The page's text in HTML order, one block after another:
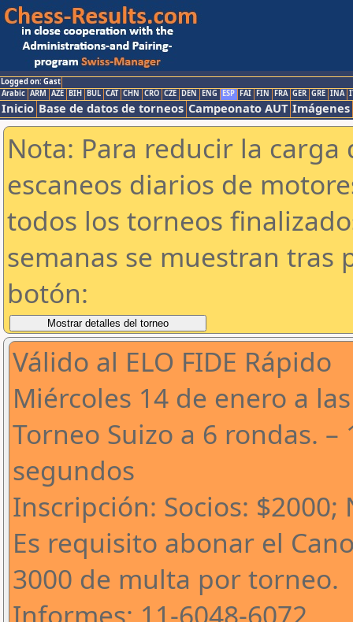
Logged on: Gast
Arabic ARM AZE BIH BUL CAT CHN CRO CZE DEN ENG ESP FAI FIN FRA GER GRE INA
Inicio Base de datos de torneos Campeonato AUT Imágenes
Nota: Para reducir la
escaneos diarios de
todos los torneos
semanas se muestran tras
botón:
Válido al ELO FIDE Rápido
Miércoles 14 de enero a
Torneo Suizo a 6 rondas.
segundos
Inscripción: Socios: $2000;
Es requisito abonar el
3000 de multa por torneo.